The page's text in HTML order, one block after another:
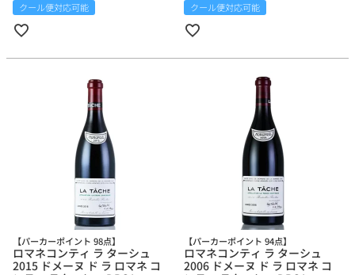
クール便対応可能 クール便対応可能
【パーカーポイント 98点】
ロマネコンティ ラ ターシュ
2015 ドメーヌ ド ラ ロマネ コ
【パーカーポイント 94点】
ロマネコンティ ラ ターシュ
2006 ドメーヌ ド ラ ロマネ コ